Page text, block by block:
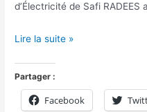
d’Électricité de Safi
Lire la suite »
Partager :
Facebook